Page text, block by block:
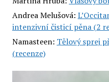
Andrea Melušová:
intenzivní čisticí pěna (2
Namasteen: Tělový sprej
(recenze)